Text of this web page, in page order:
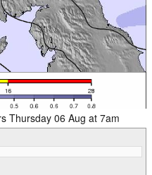
Thursday 06 Aug at 7am